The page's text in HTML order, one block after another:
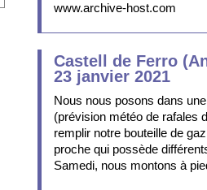
www.archive-host.com
Castell de Ferro
23 janvier 2021
Nous nous posons dans
(prévision météo de rafales
remplir notre bouteille de
proche qui possède
Samedi, nous montons à